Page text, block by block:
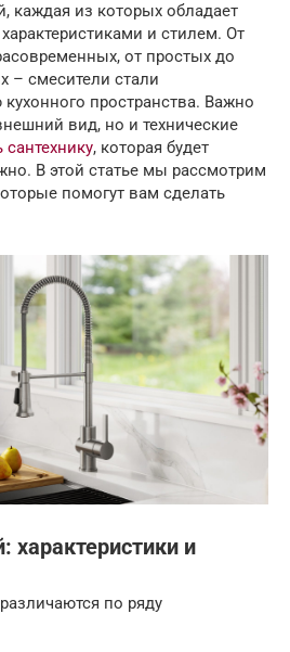
каждая из которых обладает
и стилем. От
от простых до
– смесители стали
пространства. Важно
вид, но и технические
сантехнику, которая будет
В этой статье мы рассмотрим
помогут вам сделать
характеристики и
по ряду